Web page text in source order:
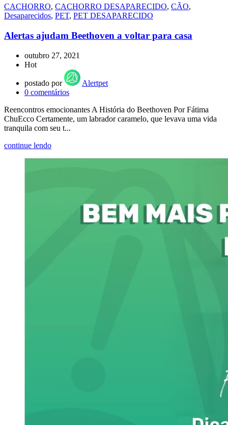
CACHORRO, CACHORRO DESAPARECIDO, CÃO,
Desaparecidos, PET, PET DESAPARECIDO
Alertas ajudam Beethoven a voltar para casa
outubro 27, 2021
Hot
postado por
Alertpet
0 comentários
Reencontros emocionantes A História do Beethoven Por Fátima
ChuEcco Certamente, um labrador caramelo, que levava uma vida
tranquila com seu t...
continue lendo